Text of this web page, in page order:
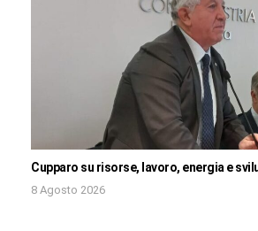
Cupparo su risorse, lavoro, energia e
8 Agosto 2026